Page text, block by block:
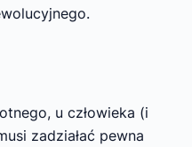
u człowieka (i
zadziałać pewna